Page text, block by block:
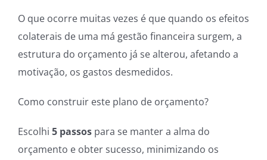
O que ocorre muitas vezes é que quando os efeitos
colaterais de uma má gestão financeira surgem, a
estrutura do orçamento já se alterou, afetando a
motivação, os gastos desmedidos.
Como construir este plano de orçamento?
Escolhi 5 passos para se manter a alma do
orçamento e obter sucesso, minimizando os